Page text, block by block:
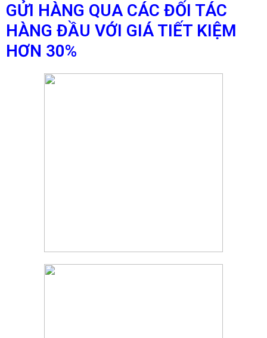
GỬI HÀNG QUA CÁC ĐỐI TÁC
HÀNG ĐẦU VỚI GIÁ TIẾT KIỆM
HƠN 30%